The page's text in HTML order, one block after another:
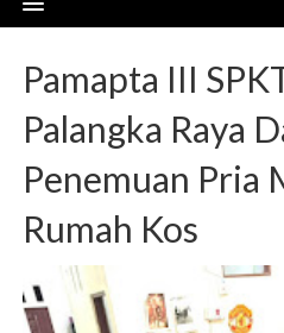
Pamapta III
Palangka Raya
Penemuan Pria
Rumah Kos